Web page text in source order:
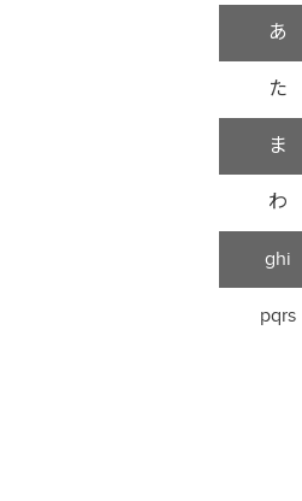
あ
た
ま
わ
ghi
pqrs